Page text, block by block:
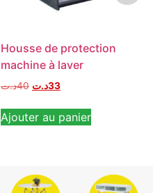
Housse de protection
machine à laver
40د.ت 33د.ت
Ajouter au panier